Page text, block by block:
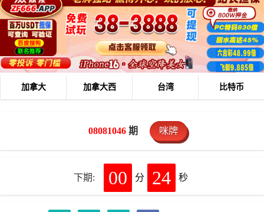
加拿大 加拿大西 台湾 比特币
08081046 期 咪牌
下期: 00 分 24 秒